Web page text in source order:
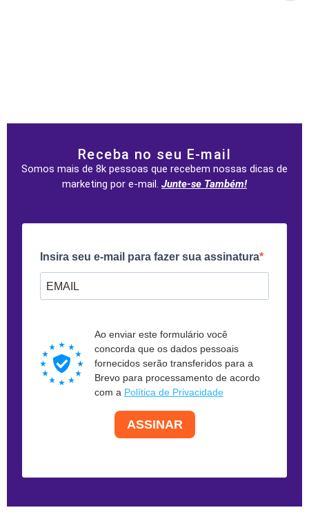
Receba no seu E-mail
Somos mais de 8k pessoas que recebem nossas dicas de
marketing por e-mail. Junte-se Também!
Insira seu e-mail para fazer sua assinatura
Ao enviar este formulário você
concorda que os dados pessoais
fornecidos serão transferidos para a
Brevo para processamento de acordo
com a Política de Privacidade
ASSINAR